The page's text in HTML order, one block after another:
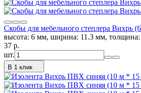
Скобы для мебельного степлера Вихрь
высота: 6 мм, ширина: 11.3 мм,
37 p.
шт.
В 1 клик